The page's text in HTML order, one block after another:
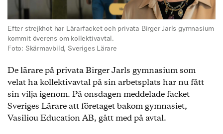
Efter strejkhot har Lärarfacket och privata Birger Jarls gymnasium
kommit överens om kollektivavtal.
Foto: Skärmavbild, Sveriges Lärare
De lärare på privata Birger Jarls gymnasium som
velat ha kollektivavtal på sin arbetsplats har nu fått
sin vilja igenom. På onsdagen meddelade facket
Sveriges Lärare att företaget bakom gymnasiet,
Vasiliou Education AB, gått med på avtal.